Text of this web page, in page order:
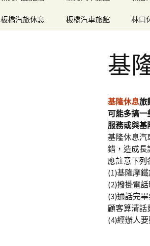
板橋汽旅休息 板橋汽車旅館 林口
基
基隆休息旅
可能多搞一
服務或與基
基隆休息汽
錯，造成長
應註意下列
(1)基隆摩
(2)撥掛電
(3)通話完
顧客算清話
(4)經辦人